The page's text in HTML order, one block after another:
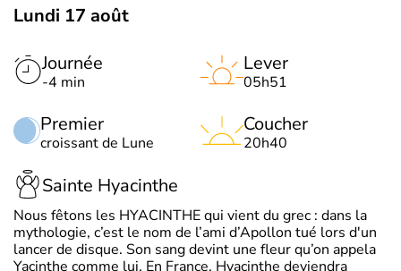
Lundi 17 août
Journée
-4 min
Premier
croissant de Lune
Lever
05h51
Coucher
20h40
Sainte Hyacinthe
Nous fêtons les HYACINTHE qui vient du grec : dans la
mythologie, c’est le nom de l’ami d’Apollon tué lors d'un
lancer de disque. Son sang devint une fleur qu’on appela
Yacinthe comme lui. En France, Hyacinthe deviendra